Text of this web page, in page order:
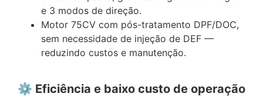
e 3 modos de direção.
Motor 75CV com pós-tratamento DPF/DOC,
sem necessidade de injeção de DEF —
reduzindo custos e manutenção.
⚙️ Eficiência e baixo custo de operação